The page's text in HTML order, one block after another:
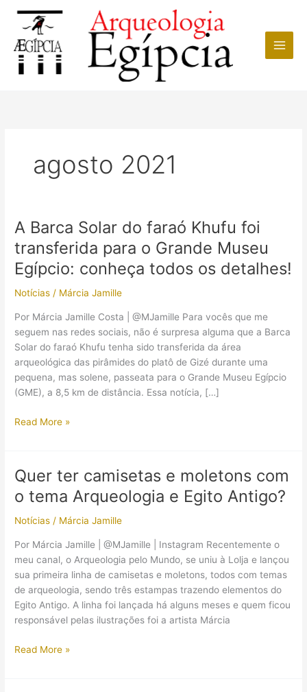
conteúdo
agosto 2021
A Barca Solar do faraó Khufu foi
transferida para o Grande Museu
Egípcio: conheça todos os detalhes!
Notícias / Márcia Jamille
Por Márcia Jamille Costa | @MJamille Para vocês que me
seguem nas redes sociais, não é surpresa alguma que a Barca
Solar do faraó Khufu tenha sido transferida da área
arqueológica das pirâmides do platô de Gizé durante uma
pequena, mas solene, passeata para o Grande Museu Egípcio
(GME), a 8,5 km de distância. Essa notícia, […]
A
faraó
Khufu
transferida
para
o
Grande
Museu
Egípcio:
conheça
os
Read More »
Quer ter camisetas e moletons com
o tema Arqueologia e Egito Antigo?
Notícias / Márcia Jamille
Por Márcia Jamille | @MJamille | Instagram Recentemente o
meu canal, o Arqueologia pelo Mundo, se uniu à Lolja e lançou
sua primeira linha de camisetas e moletons, todos com temas
de arqueologia, sendo três estampas trazendo elementos do
Egito Antigo. A linha foi lançada há alguns meses e quem ficou
responsável pelas ilustrações foi a artista Márcia
Quer
Read More »